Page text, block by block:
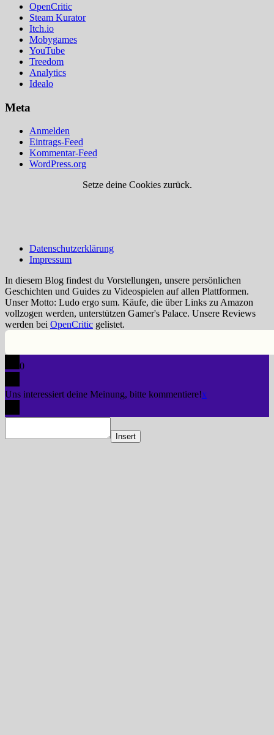
OpenCritic
Steam Kurator
Itch.io
Mobygames
YouTube
Treedom
Analytics
Idealo
Meta
Anmelden
Eintrags-Feed
Kommentar-Feed
WordPress.org
Setze deine Cookies zurück.
Datenschutzerklärung
Impressum
In diesem Blog findest du Vorstellungen, unsere persönlichen
Geschichten und Guides zu Videospielen auf allen Plattformen.
Unser Motto: Ludo ergo sum. Käufe, die über Links zu Amazon
vollzogen werden, unterstützen Gamer's Palace. Unsere Reviews
werden bei OpenCritic gelistet.
0
Uns interessiert deine Meinung, bitte kommentiere!x
Insert